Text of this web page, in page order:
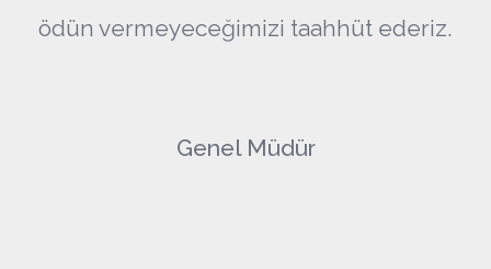
ödün vermeyeceğimizi taahhüt ederiz.
Genel Müdür